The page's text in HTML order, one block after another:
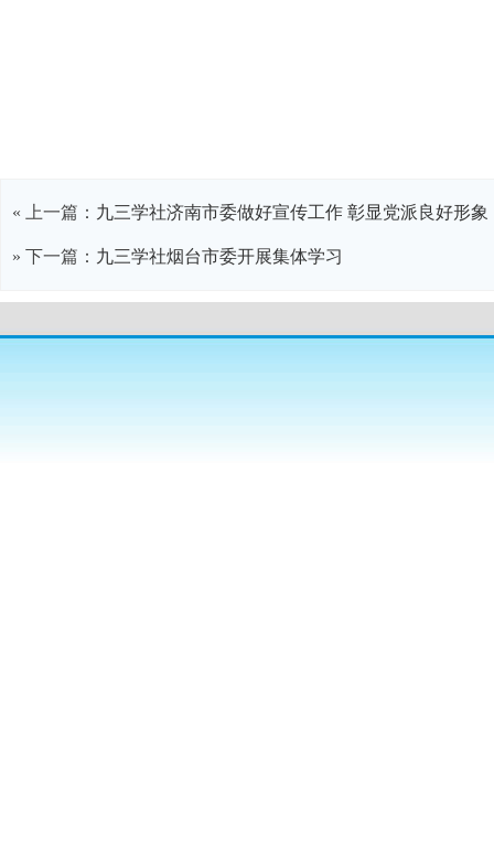
« 上一篇： 九三学社济南市委做好宣传工作 彰显党派良好形象
» 下一篇： 九三学社烟台市委开展集体学习